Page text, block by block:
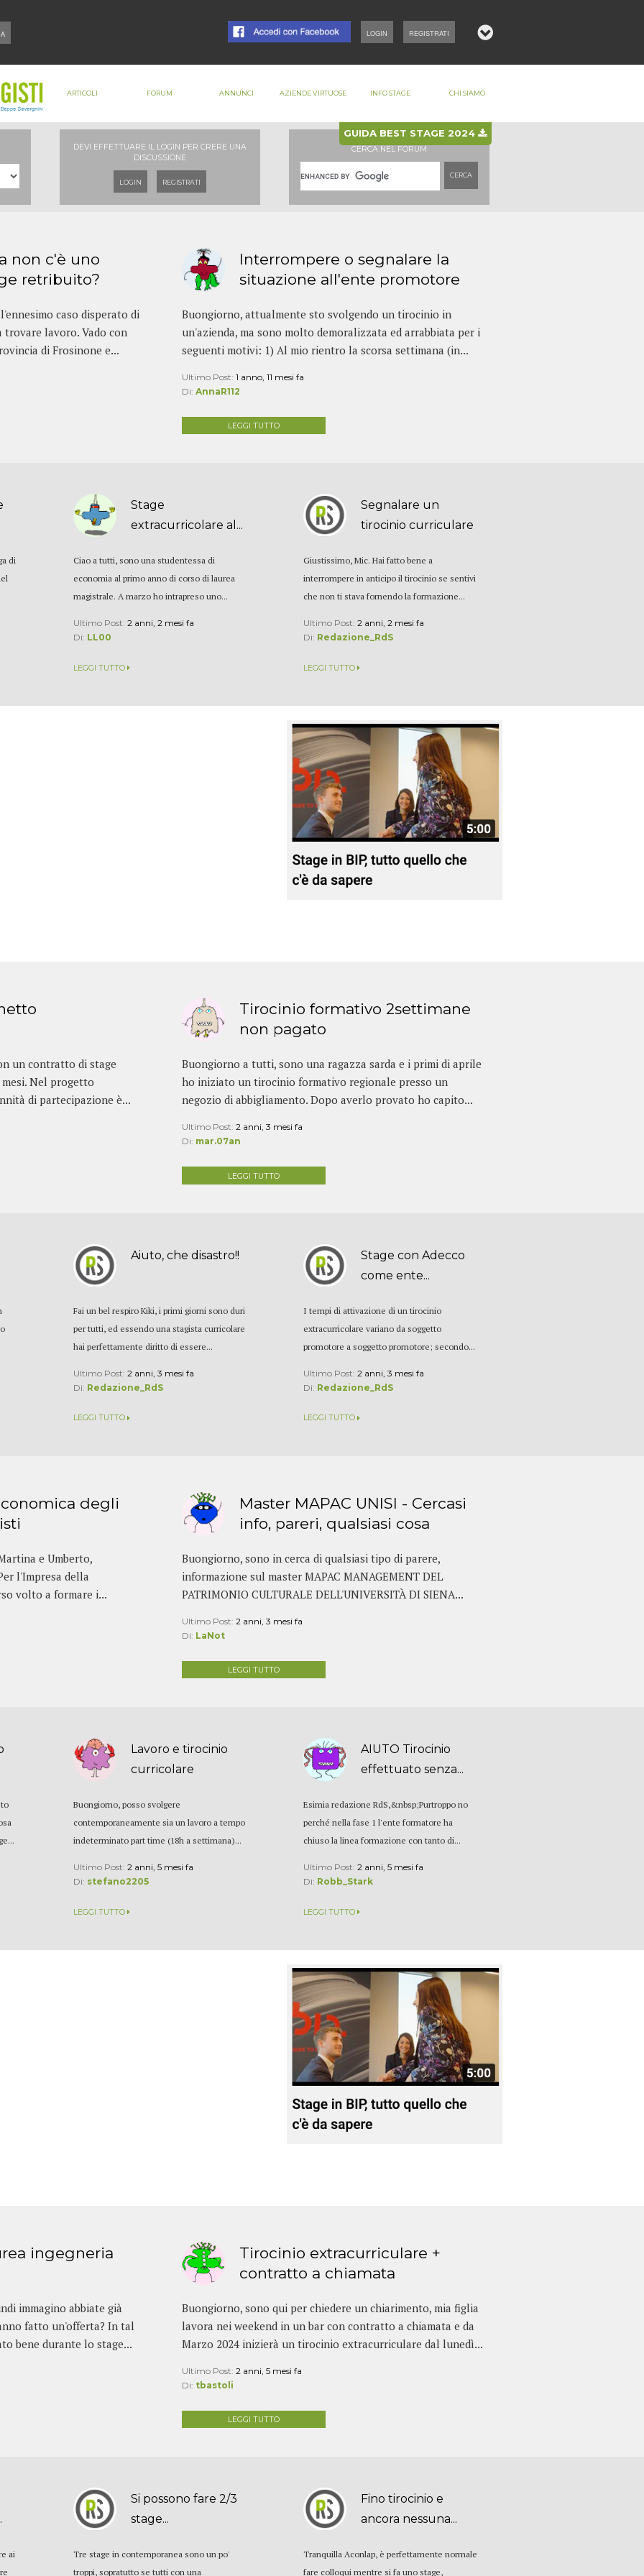
REGISTRATI
LOGIN
GUIDA BEST STAGE 2024
ARTICOLI FORUM ANNUNCI AZIENDE VIRTUOSE INFO STAGE CHI SIAMO
DEVI EFFETTUARE IL LOGIN PER CRERE UNA
DISCUSSIONE
LOGIN REGISTRATI
CERCA NEL FORUM
CERCA
non c'è uno
retribuito?
caso disperato di
trovare lavoro. Vado con
di Frosinone e...
Interrompere o segnalare la
situazione all'ente promotore
Buongiorno, attualmente sto svolgendo un tirocinio in
un'azienda, ma sono molto demoralizzata ed arrabbiata per i
seguenti motivi: 1) Al mio rientro la scorsa settimana (in...
Ultimo Post: 1 anno, 11 mesi fa
Di: AnnaR112
LEGGI TUTTO
di
Stage
extracurricolare al...
Ciao a tutti, sono una studentessa di
economia al primo anno di corso di laurea
magistrale. A marzo ho intrapreso uno...
Ultimo Post:2 anni, 2 mesi fa
Di: LL00
LEGGI TUTTO
Segnalare un
tirocinio curriculare
Giustissimo, Mic. Hai fatto bene a
interrompere in anticipo il tirocinio se sentivi
che non ti stava fornendo la formazione...
Ultimo Post:2 anni, 2 mesi fa
Di: Redazione_RdS
LEGGI TUTTO
un contratto di stage
Nel progetto
di partecipazione è...
Tirocinio formativo 2settimane
non pagato
Buongiorno a tutti, sono una ragazza sarda e i primi di aprile
ho iniziato un tirocinio formativo regionale presso un
negozio di abbigliamento. Dopo averlo provato ho capito...
Ultimo Post: 2 anni, 3 mesi fa
Di: mar.07an
LEGGI TUTTO
Aiuto, che disastro!!
Fai un bel respiro Kiki, i primi giorni sono duri
per tutti, ed essendo una stagista curricolare
hai perfettamente diritto di essere...
Ultimo Post:2 anni, 3 mesi fa
Di: Redazione_RdS
LEGGI TUTTO
Stage con Adecco
come ente...
I tempi di attivazione di un tirocinio
extracurricolare variano da soggetto
promotore a soggetto promotore; secondo...
Ultimo Post:2 anni, 3 mesi fa
Di: Redazione_RdS
LEGGI TUTTO
degli
e Umberto,
l'Impresa della
volto a formare i...
Master MAPAC UNISI - Cercasi
info, pareri, qualsiasi cosa
Buongiorno, sono in cerca di qualsiasi tipo di parere,
informazione sul master MAPAC MANAGEMENT DEL
PATRIMONIO CULTURALE DELL'UNIVERSITÀ DI SIENA...
Ultimo Post: 2 anni, 3 mesi fa
Di: LaNot
LEGGI TUTTO
Lavoro e tirocinio
curricolare
Buongiorno, posso svolgere
contemporaneamente sia un lavoro a tempo
indeterminato part time (18h a settimana)...
Ultimo Post:2 anni, 5 mesi fa
Di: stefano2205
LEGGI TUTTO
AIUTO Tirocinio
effettuato senza...
Esimia redazione RdS,&nbsp;Purtroppo no
perché nella fase 1 l'ente formatore ha
chiuso la linea formazione con tanto di...
Ultimo Post:2 anni, 5 mesi fa
Di: Robb_Stark
LEGGI TUTTO
ingegneria
immagino abbiate già
fatto un'offerta? In tal
bene durante lo stage...
Tirocinio extracurriculare +
contratto a chiamata
Buongiorno, sono qui per chiedere un chiarimento, mia figlia
lavora nei weekend in un bar con contratto a chiamata e da
Marzo 2024 inizierà un tirocinio extracurriculare dal lunedì...
Ultimo Post: 2 anni, 5 mesi fa
Di: tbastoli
LEGGI TUTTO
ai
Si possono fare 2/3
stage...
Tre stage in contemporanea sono un po'
troppi, sopratutto se tutti con una
Fino tirocinio e
ancora nessuna...
Tranquilla Aconlap, è perfettamente normale
fare colloqui mentre si fa uno stage,